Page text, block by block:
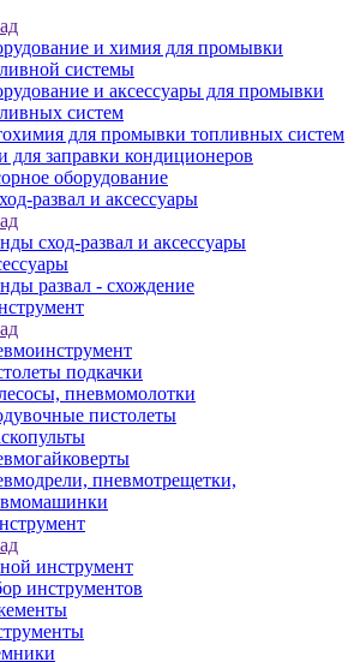
и химия для промывки
системы
и аксессуары для промывки
систем
для промывки топливных систем
для заправки кондиционеров
оборудование
развал и аксессуары
сход-развал и аксессуары
развал - схождение
подкачки
пневмомолотки
пистолеты
пневмотрещетки,
инструмент
инструментов